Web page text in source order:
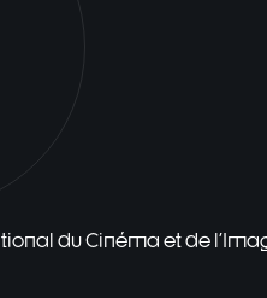
du Cinéma et de